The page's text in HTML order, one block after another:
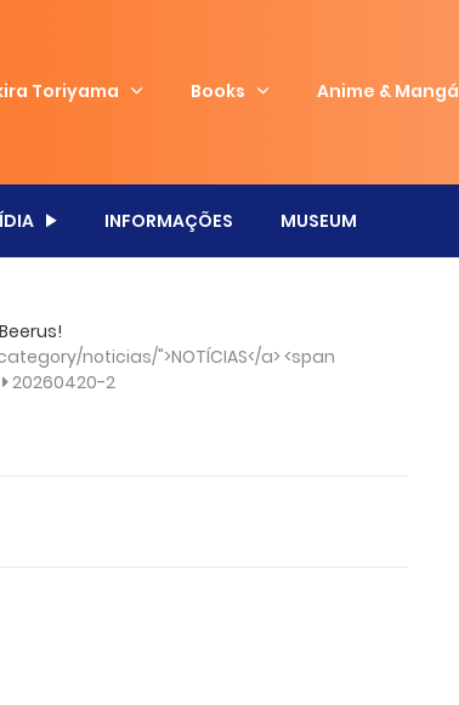
Toriyama Books Anime & Mangá
INFORMAÇÕES MUSEUM
noticias/">NOTÍCIAS</a> <span
20260420-2